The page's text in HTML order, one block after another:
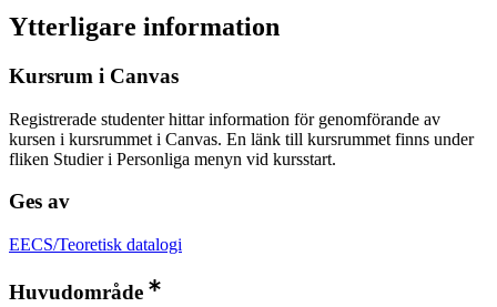
Ytterligare information
Kursrum i Canvas
Registrerade studenter hittar information för genomförande av
kursen i kursrummet i Canvas. En länk till kursrummet finns under
fliken Studier i Personliga menyn vid kursstart.
Ges av
EECS/Teoretisk datalogi
Huvudområde